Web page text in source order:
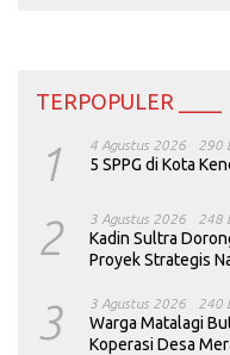
TERPOPULER ____
1 4 Agustus 2026 290
5 SPPG di Kota
2 3 Agustus 2026 248
Kadin Sultra
Proyek Strategis
3 3 Agustus 2026 240
Warga Matalagi
Koperasi Desa